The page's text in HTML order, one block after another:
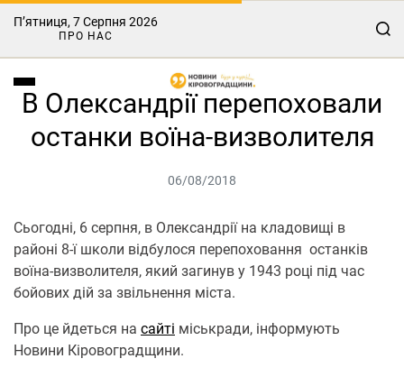
П’ятниця, 7 Серпня 2026
ПРО НАС
В Олександрії перепоховали
останки воїна-визволителя
06/08/2018
Сьогодні, 6 серпня, в Олександрії на кладовищі в
районі 8-ї школи відбулося перепоховання останків
воїна-визволителя, який загинув у 1943 році під час
бойових дій за звільнення міста.
Про це йдеться на сайті міськради, інформують
Новини Кіровоградщини.